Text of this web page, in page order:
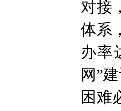
对接
体系
办率
网”
困难